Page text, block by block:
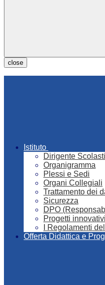
close
Istituto
Dirigente
Organigramma
Plessi e Sedi
Organi Collegiali
Trattamento dei
Sicurezza
DPO
Progetti innovativi
I Regolamenti
Offerta Didattica e